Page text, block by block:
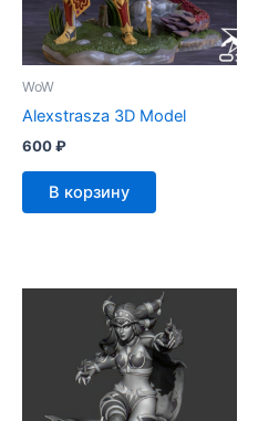
WoW
Alexstrasza 3D Model
600₽
В корзину